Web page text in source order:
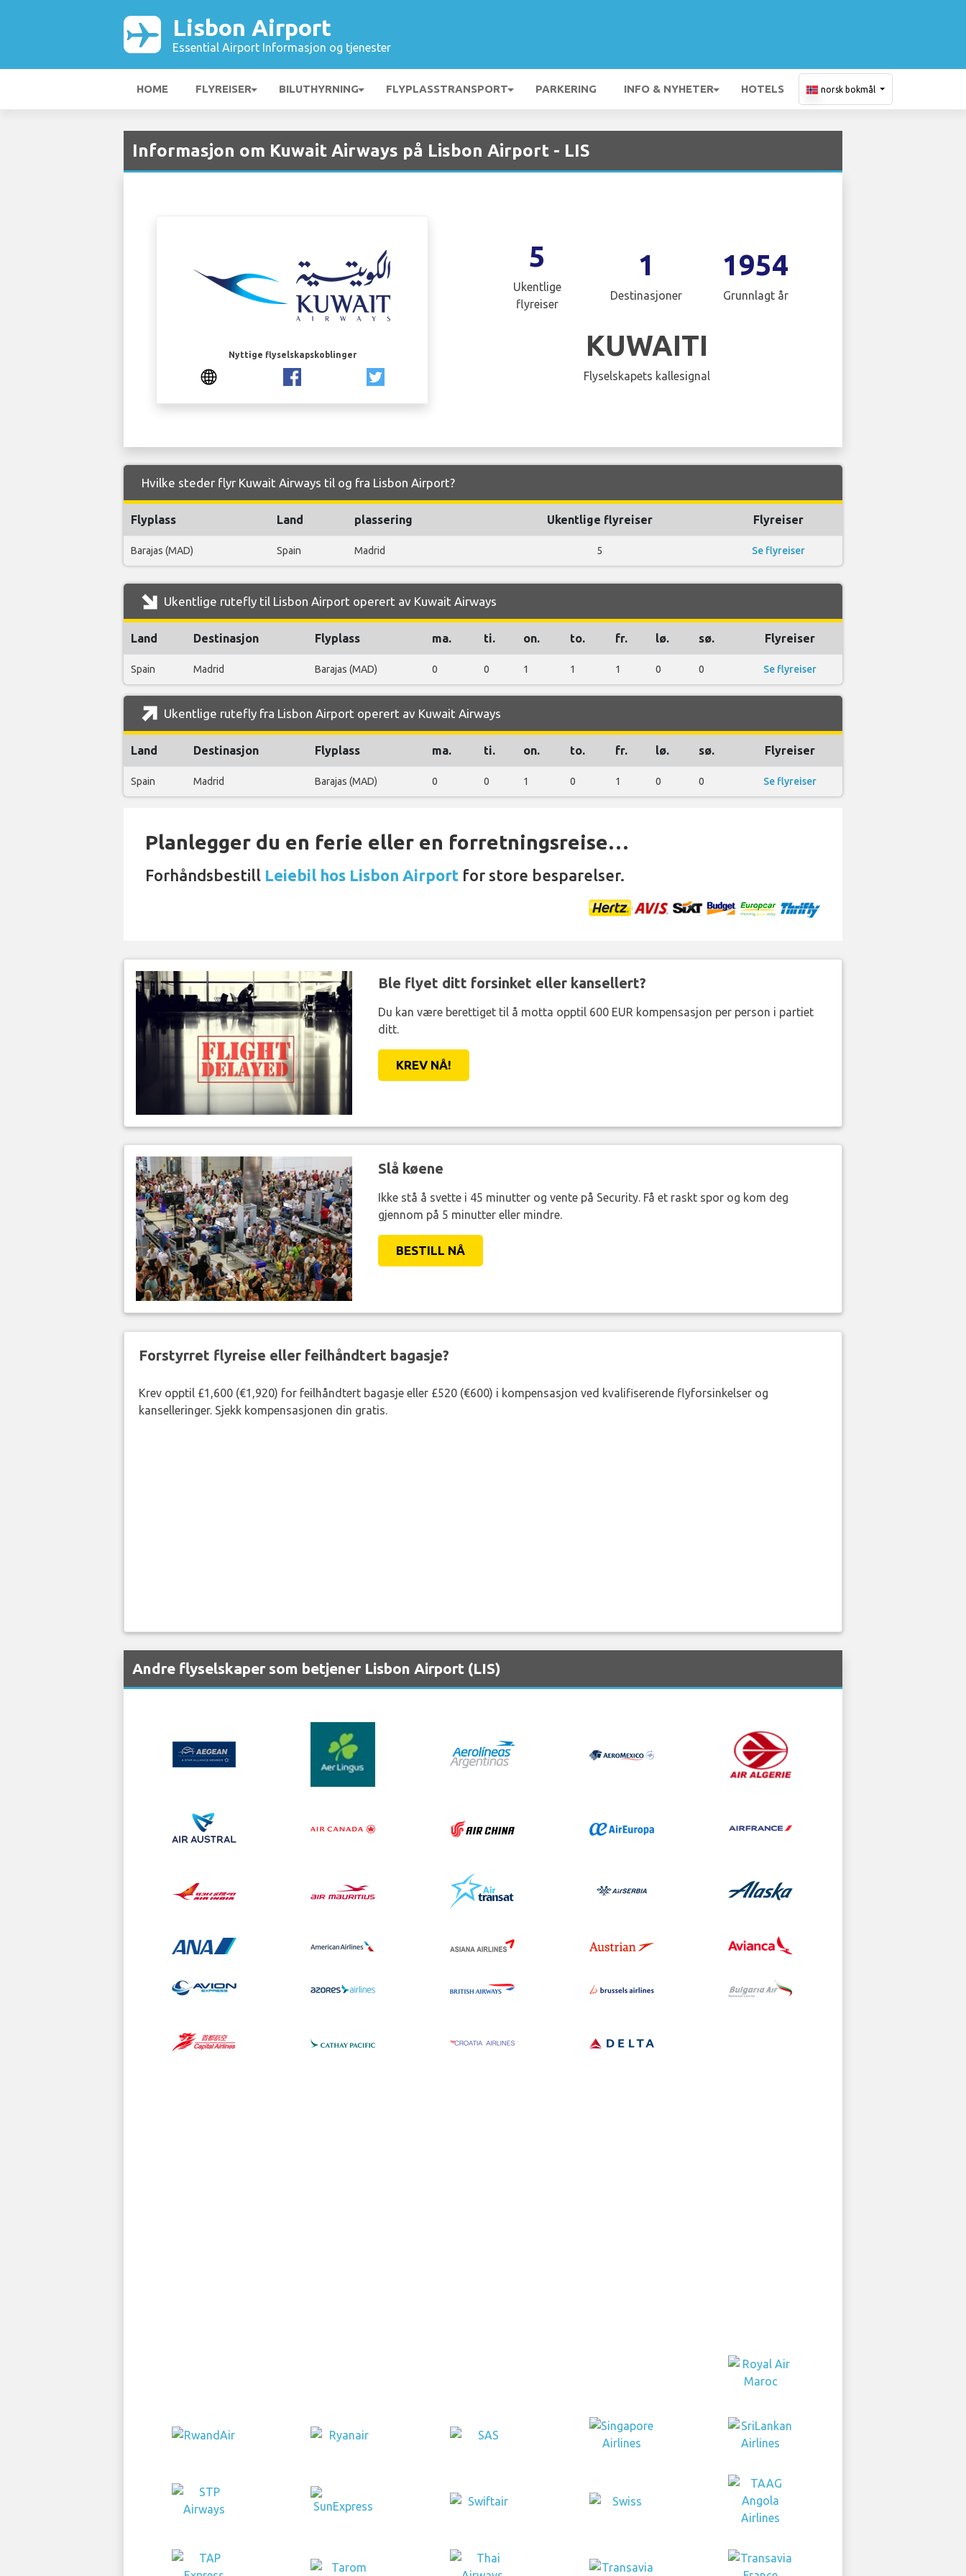
Lisbon Airport
Essential Airport Informasjon og tjenester
HOME FLYREISER BILUTHYRNING FLYPLASSTRANSPORT PARKERING INFO & NYHETER HOTELS norsk bokmål
Informasjon om Kuwait Airways på Lisbon Airport - LIS
Nyttige flyselskapskoblinger
5
Ukentlige
flyreiser
1
Destinasjoner
1954
Grunnlagt år
KUWAITI
Flyselskapets kallesignal
Hvilke steder flyr Kuwait Airways til og fra Lisbon Airport?
Flyplass Land plassering Ukentlige flyreiser Flyreiser
Barajas (MAD) Spain Madrid 5 Se flyreiser
Ukentlige rutefly til Lisbon Airport operert av Kuwait Airways
Land Destinasjon Flyplass ma. ti. on. to. fr. lø. sø. Flyreiser
Spain Madrid Barajas (MAD) 0 0 1 1 1 0 0 Se flyreiser
Ukentlige rutefly fra Lisbon Airport operert av Kuwait Airways
Land Destinasjon Flyplass ma. ti. on. to. fr. lø. sø. Flyreiser
Spain Madrid Barajas (MAD) 0 0 1 0 1 0 0 Se flyreiser
Planlegger du en ferie eller en forretningsreise…
Forhåndsbestill Leiebil hos Lisbon Airport for store besparelser.
Ble flyet ditt forsinket eller kansellert?
Du kan være berettiget til å motta opptil 600 EUR kompensasjon per person i partiet
ditt.
KREV NÅ!
Slå køene
Ikke stå å svette i 45 minutter og vente på Security. Få et raskt spor og kom deg
gjennom på 5 minutter eller mindre.
BESTILL NÅ
Forstyrret flyreise eller feilhåndtert bagasje?
Krev opptil £1,600 (€1,920) for feilhåndtert bagasje eller £520 (€600) i kompensasjon ved kvalifiserende flyforsinkelser og
kanselleringer. Sjekk kompensasjonen din gratis.
Andre flyselskaper som betjener Lisbon Airport (LIS)